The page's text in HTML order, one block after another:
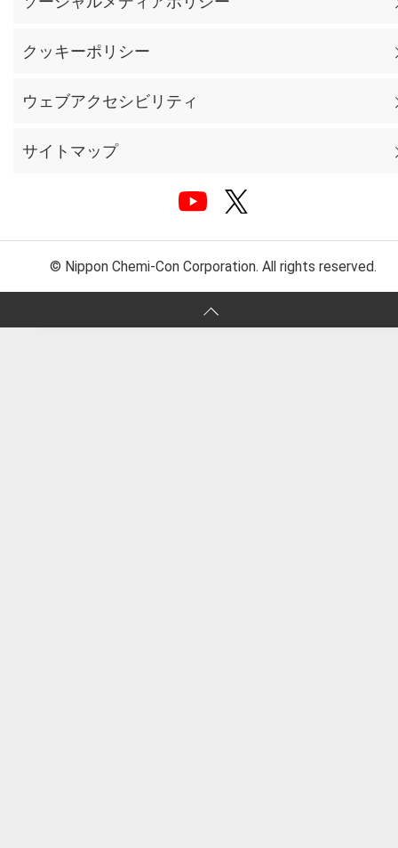
クッキーポリシー
ウェブアクセシビリティ
サイトマップ
© Nippon Chemi-Con Corporation. All rights reserved.